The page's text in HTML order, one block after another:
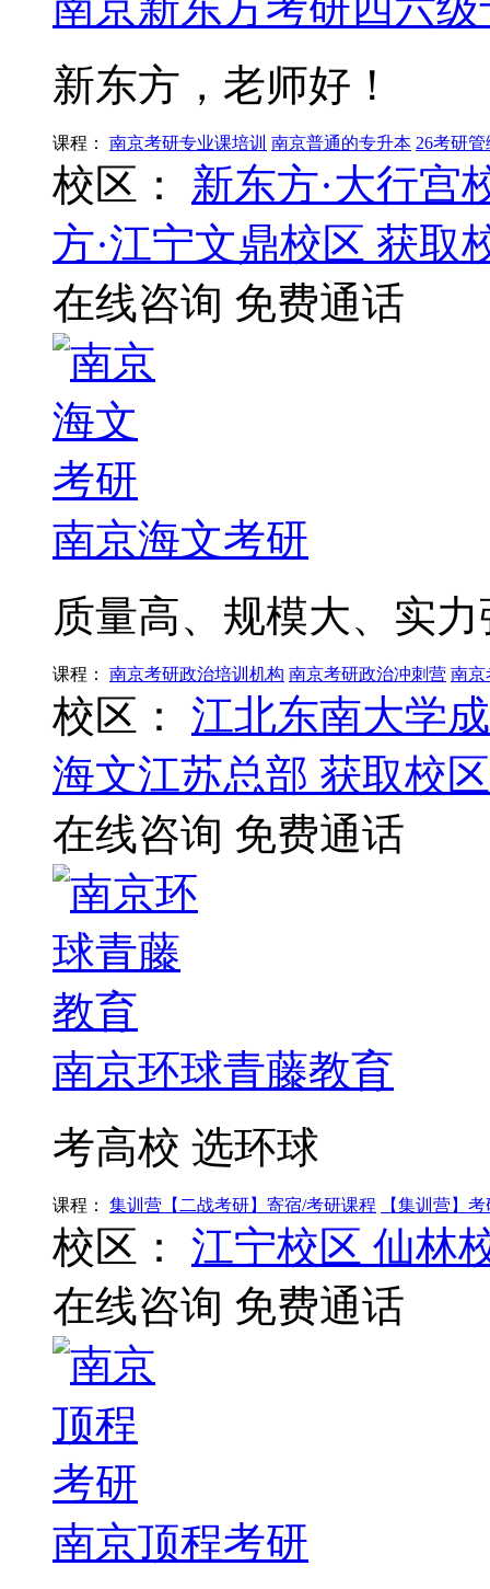
新东方，老师好！
课程： 南京考研专业课培训 南京普通的专升本 26考研
校区：
新东方·大行宫
方·江宁文鼎校区 获取
在线咨询 免费通话
南京海文考研
质量高、规模大、实
课程： 南京考研政治培训机构 南京考研政治冲刺营 南京
校区：
江北东南大学
海文江苏总部 获取校
在线咨询 免费通话
南京环球青藤教育
考高校 选环球
课程： 集训营【二战考研】寄宿/考研课程 【集训营】
校区： 江宁校区 仙林
在线咨询 免费通话
南京顶程考研